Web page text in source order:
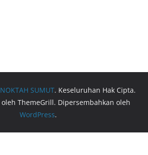
NOKTAH SUMUT. Keseluruhan Hak Cipta.
oleh ThemeGrill. Dipersembahkan oleh
WordPress.